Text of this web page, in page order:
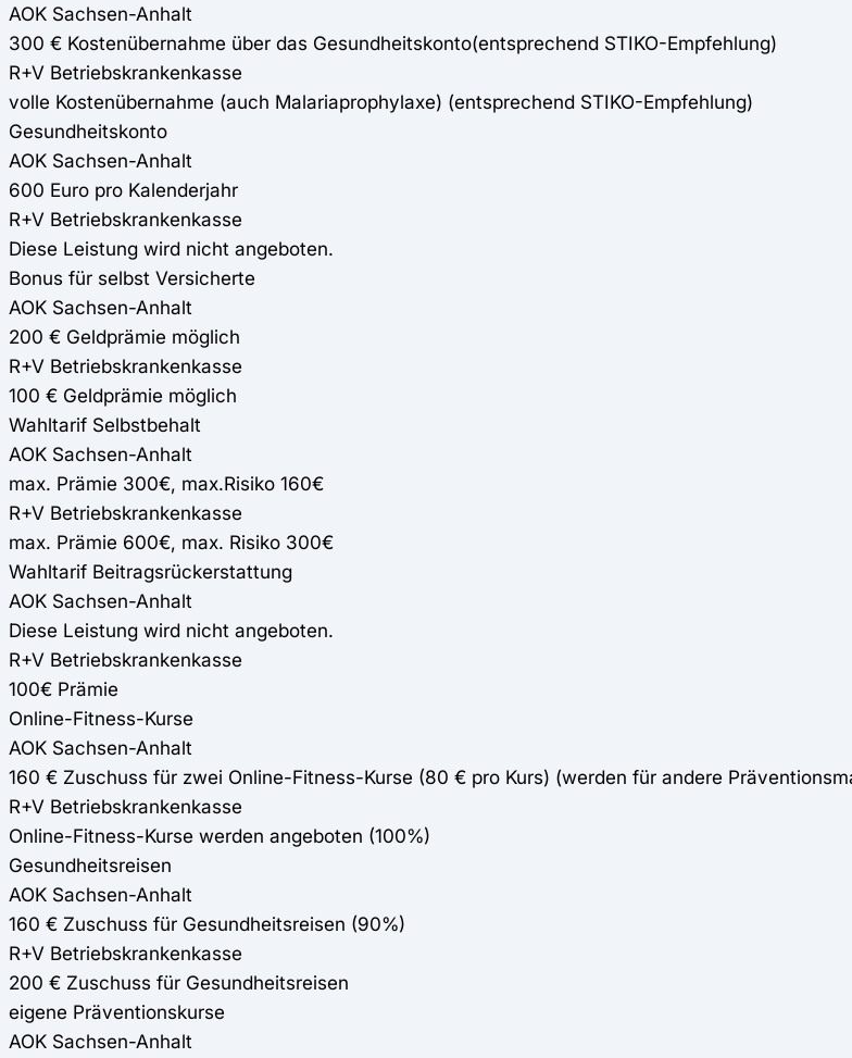
AOK Sachsen-Anhalt
300 € Kostenübernahme über das Gesundheitskonto(entsprechend STIKO-Empfehlung)
R+V Betriebskrankenkasse
volle Kostenübernahme (auch Malariaprophylaxe) (entsprechend STIKO-Empfehlung)
Gesundheitskonto
AOK Sachsen-Anhalt
600 Euro pro Kalenderjahr
R+V Betriebskrankenkasse
Diese Leistung wird nicht angeboten.
Bonus für selbst Versicherte
AOK Sachsen-Anhalt
200 € Geldprämie möglich
R+V Betriebskrankenkasse
100 € Geldprämie möglich
Wahltarif Selbstbehalt
AOK Sachsen-Anhalt
max. Prämie 300€, max.Risiko 160€
R+V Betriebskrankenkasse
max. Prämie 600€, max. Risiko 300€
Wahltarif Beitragsrückerstattung
AOK Sachsen-Anhalt
Diese Leistung wird nicht angeboten.
R+V Betriebskrankenkasse
100€ Prämie
Online-Fitness-Kurse
AOK Sachsen-Anhalt
160 € Zuschuss für zwei Online-Fitness-Kurse (80 € pro Kurs) (werden für andere
R+V Betriebskrankenkasse
Online-Fitness-Kurse werden angeboten (100%)
Gesundheitsreisen
AOK Sachsen-Anhalt
160 € Zuschuss für Gesundheitsreisen (90%)
R+V Betriebskrankenkasse
200 € Zuschuss für Gesundheitsreisen
eigene Präventionskurse
AOK Sachsen-Anhalt